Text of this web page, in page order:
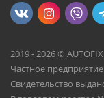
2019 - 2026 ©
Частное
Свидетельство